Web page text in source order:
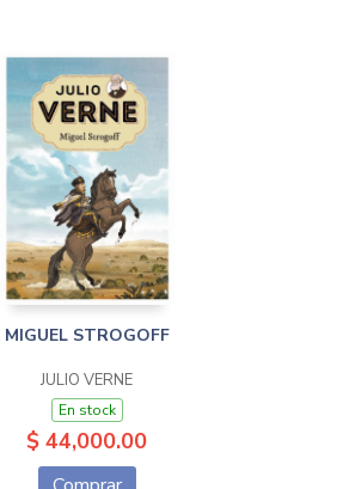
MIGUEL STROGOFF
JULIO VERNE
En stock
$ 44,000.00